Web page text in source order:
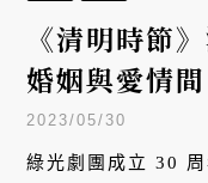
《清明時
婚姻與愛情
卿」？
2023/05/30
綠光劇團成立 30